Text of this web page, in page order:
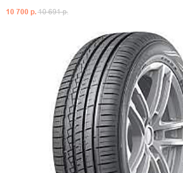
10 700 р. 10 691 р.